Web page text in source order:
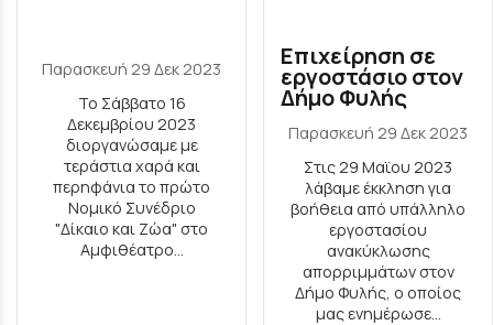
Παρασκευή 29 Δεκ 2023
Το Σάββατο 16
Δεκεμβρίου 2023
διοργανώσαμε με
τεράστια χαρά και
περηφάνια το πρώτο
Νομικό Συνέδριο
"Δίκαιο και Ζώα" στο
Αμφιθέατρο...
Επιχείρηση σε
εργοστάσιο στον
Δήμο Φυλής
Παρασκευή 29 Δεκ 2023
Στις 29 Μαϊου 2023
λάβαμε έκκληση για
βοήθεια από υπάλληλο
εργοστασίου
ανακύκλωσης
απορριμμάτων στον
Δήμο Φυλής, ο οποίος
μας ενημέρωσε...